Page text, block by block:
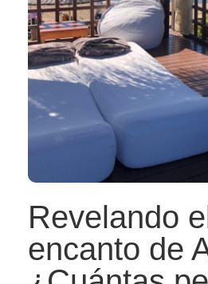
Revelando el
encanto de